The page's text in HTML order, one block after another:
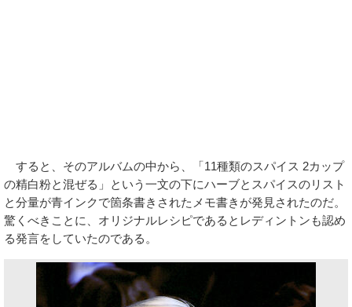
すると、そのアルバムの中から、「11種類のスパイス 2カップ
の精白粉と混ぜる」という一文の下にハーブとスパイスのリスト
と分量が青インクで箇条書きされたメモ書きが発見されたのだ。
驚くべきことに、オリジナルレシピであるとレディントンも認め
る発言をしていたのである。